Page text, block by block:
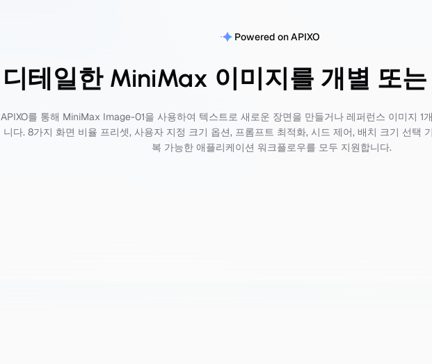
Powered on APIXO
디테일한 MiniMax 이미지를 개별 또
APIXO를 통해 MiniMax Image-01을 사용하여 텍스트로 새로운 장면을 만들거나 레퍼런스 이미지 1
니다. 8가지 화면 비율 프리셋, 사용자 지정 크기 옵션, 프롬프트 최적화, 시드 제어, 배치 크기 선택
복 가능한 애플리케이션 워크플로우를 모두 지원합니다.